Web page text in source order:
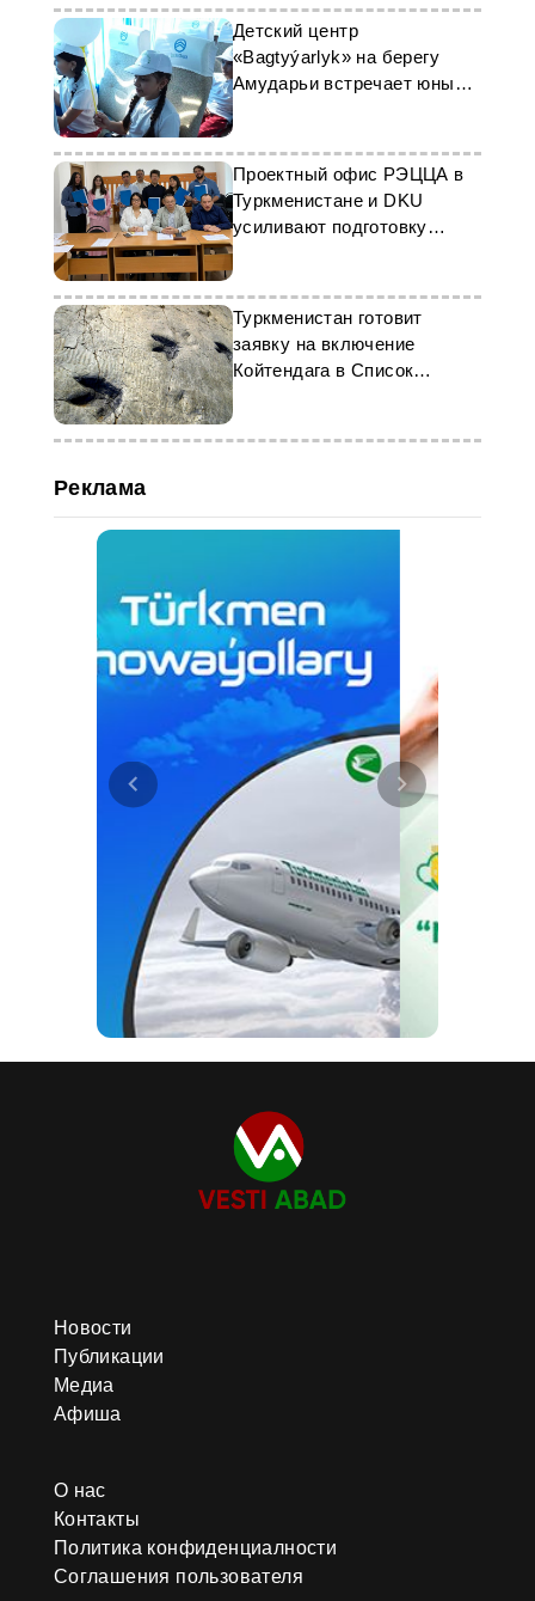
Детский центр
«Bagtyýarlyk» на берегу
Амударьи встречает юных
гостей на летний отдых
Проектный офис РЭЦЦА в
Туркменистане и DKU
усиливают подготовку
специалистов
Туркменистан готовит
заявку на включение
Койтендага в Список
всемирного наследия
ЮНЕСКО
Реклама
Новости
Публикации
Медиа
Афиша
О нас
Контакты
Политика конфиденциалности
Соглашения пользователя